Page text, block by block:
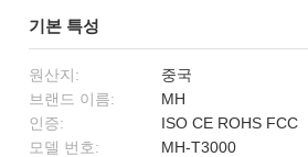
기본 특성
원산지:
중국
브랜드 이름:
MH
인증:
ISO CE ROHS FCC
모델 번호:
MH-T3000